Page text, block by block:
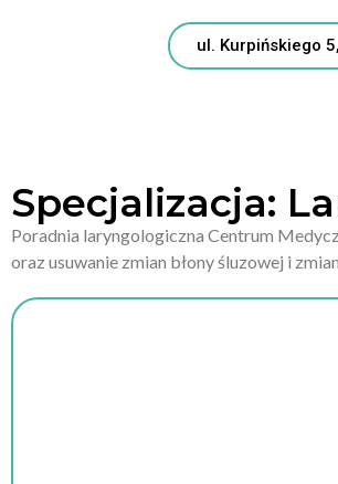
ul. Kurpińskiego
Specjalizacja:
Poradnia laryngologiczna Centrum
oraz usuwanie zmian błony śluzowej i